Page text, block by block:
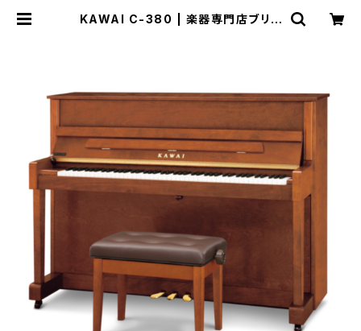
KAWAI C-380 | 楽器専門店ブリリ